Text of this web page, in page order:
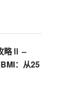
略Ⅱ –
BMI：从25